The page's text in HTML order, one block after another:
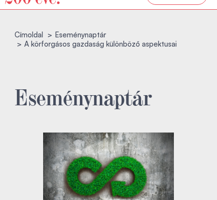
Címoldal
Eseménynaptár
A körforgásos gazdaság különböző aspektusai
Eseménynaptár